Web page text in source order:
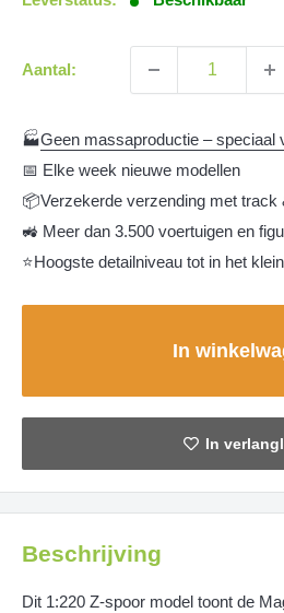
Aantal:
🏭Geen massaproductie – speciaal
📅 Elke week nieuwe modellen
📦Verzekerde verzending met track
🚜 Meer dan 3.500 voertuigen en
⭐Hoogste detailniveau tot in het
In
Beschrijving
Dit 1:220 Z-spoor model toont de